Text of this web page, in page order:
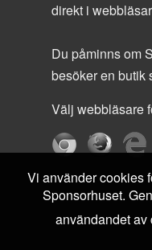
direkt i
Du påminns om
besöker en butik
Välj webbläsare
Vi använder cookies
Sponsorhuset.
användandet av